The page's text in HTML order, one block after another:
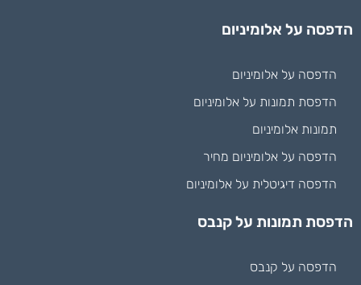
הדפסה על אלומיניום
הדפסה על אלומיניום
הדפסת תמונות על אלומיניום
תמונות אלומיניום
הדפסה על אלומיניום מחיר
הדפסה דיגיטלית על אלומיניום
הדפסת תמונות על קנבס
הדפסה על קנבס